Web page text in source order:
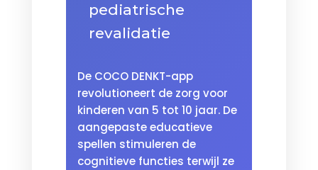
pediatrische
revalidatie
De COCO DENKT-app
revolutioneert de zorg voor
kinderen van 5 tot 10 jaar. De
aangepaste educatieve
spellen stimuleren de
cognitieve functies terwijl ze